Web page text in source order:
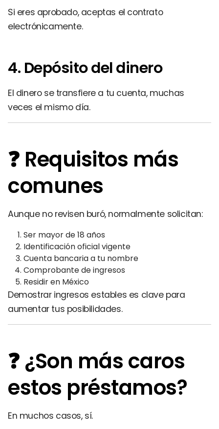
Si eres aprobado, aceptas el contrato
electrónicamente.
4. Depósito del dinero
El dinero se transfiere a tu cuenta, muchas
veces el mismo día.
❓ Requisitos más
comunes
Aunque no revisen buró, normalmente solicitan:
Ser mayor de 18 años
Identificación oficial vigente
Cuenta bancaria a tu nombre
Comprobante de ingresos
Residir en México
Demostrar ingresos estables es clave para
aumentar tus posibilidades.
❓ ¿Son más caros
estos préstamos?
En muchos casos, sí.